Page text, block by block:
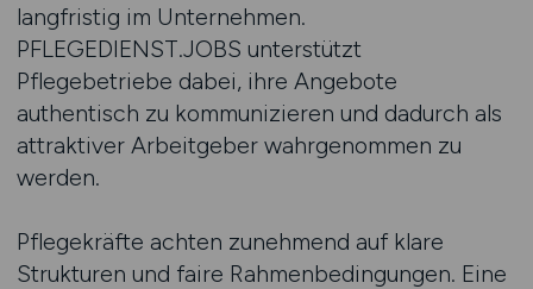
langfristig im Unternehmen.
PFLEGEDIENST.JOBS unterstützt
Pflegebetriebe dabei, ihre Angebote
authentisch zu kommunizieren und dadurch als
attraktiver Arbeitgeber wahrgenommen zu
werden.
Pflegekräfte achten zunehmend auf klare
Strukturen und faire Rahmenbedingungen. Eine